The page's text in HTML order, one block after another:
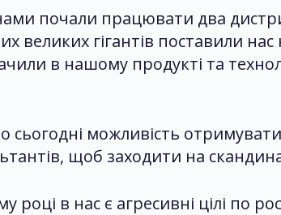
почали працювати два
великих гігантів поставили
в нашому продукті та
можливість отримувати
щоб заходити на
в нас є агресивні цілі по